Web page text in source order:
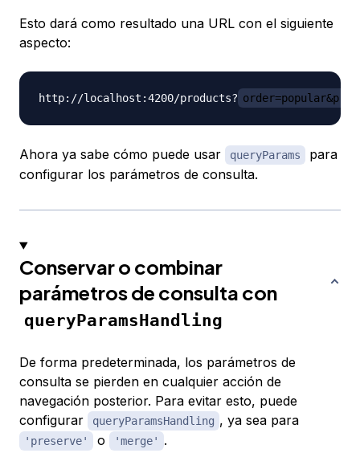
Esto dará como resultado una URL con el siguiente
aspecto:
http://localhost:4200/products?
Ahora ya sabe cómo puede usar queryParams
para
configurar los parámetros de consulta.
Conservar o combinar
parámetros de consulta con
queryParamsHandling
De forma predeterminada, los parámetros de
consulta se pierden en cualquier acción de
navegación posterior. Para evitar esto, puede
configurar
queryParamsHandling , ya sea para
'preserve' o 'merge' .